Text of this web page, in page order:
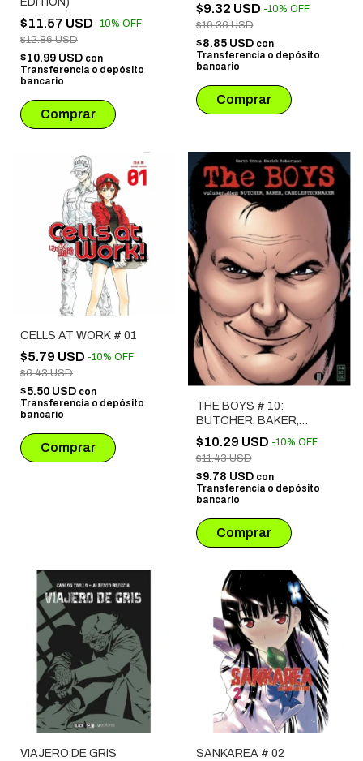
$11.57 USD -10% OFF
$12.86 USD
$10.99 USD con
Transferencia o depósito
bancario
$9.32 USD -10% OFF
$10.36 USD
$8.85 USD con
Transferencia o depósito
bancario
CELLS AT WORK # 01
$5.79 USD -10% OFF
$6.43 USD
$5.50 USD con
Transferencia o depósito
bancario
THE BOYS # 10:
BUTCHER, BAKER,
CANDLESTICKMAKER
$10.29 USD -10% OFF
$11.43 USD
$9.78 USD con
Transferencia o depósito
bancario
VIAJERO DE GRIS SANKAREA # 02